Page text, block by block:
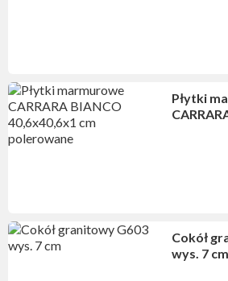
Realizujemy również nietypowe
Płytki
Cokół
wys. 7 cm